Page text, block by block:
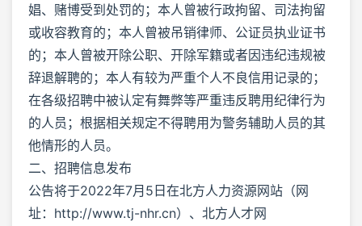
娼、赌博受到处罚的；本人曾被行政拘留、司法拘留
或收容教育的；本人曾被吊销律师、公证员执业证书
的；本人曾被开除公职、开除军籍或者因违纪违规被
辞退解聘的；本人有较为严重个人不良信用记录的；
在各级招聘中被认定有舞弊等严重违反聘用纪律行为
的人员；根据相关规定不得聘用为警务辅助人员的其
他情形的人员。
二、招聘信息发布
公告将于2022年7月5日在北方人力资源网站（网
址：http://www.tj-nhr.cn）、北方人才网